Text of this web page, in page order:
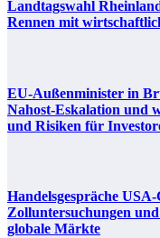
Landtagswahl
Rennen mit
EU-Außenminister in
Nahost-Eskalation und
und Risiken für
Handelsgespräche
Zolluntersuchungen
globale Märkte